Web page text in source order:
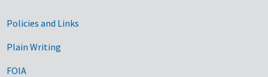
Government Links
Policies and Links
Plain Writing
FOIA